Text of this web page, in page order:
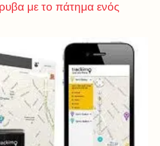
με το πάτημα ενός